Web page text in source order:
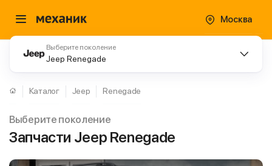
Москва
Выберите поколение
Jeep Renegade
Каталог Jeep Renegade
Выберите поколение
Запчасти Jeep Renegade